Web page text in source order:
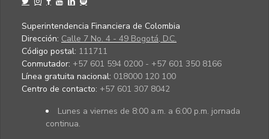
Superintendencia Financiera de Colombia
Dirección: Calle 7 No. 4 - 49 Bogotá, D.C.
Código postal: 111711
Conmutador: +57 601 594 0200 - +57 601 350 8166
Línea gratuita nacional: 018000 120 100
Centro de contacto: +57 601 307 8042
Lunes a viernes de 8:00 a.m. a 6:00 p.m. jornada
continua.